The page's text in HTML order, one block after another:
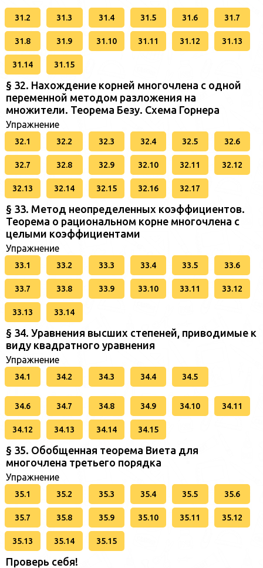
31.2 31.3 31.4 31.5 31.6 31.7
31.8 31.9 31.10 31.11 31.12 31.13
31.14 31.15
§ 32. Нахождение корней многочлена с одной
переменной методом разложения на
множители. Теорема Безу. Схема Горнера
Упражнение
32.1 32.2 32.3 32.4 32.5 32.6
32.7 32.8 32.9 32.10 32.11 32.12
32.13 32.14 32.15 32.16 32.17
§ 33. Метод неопределенных коэффициентов.
Теорема о рациональном корне многочлена с
целыми коэффициентами
Упражнение
33.1 33.2 33.3 33.4 33.5 33.6
33.7 33.8 33.9 33.10 33.11 33.12
33.13 33.14
§ 34. Уравнения высших степеней, приводимые к
виду квадратного уравнения
Упражнение
34.1 34.2 34.3 34.4 34.5
34.6 34.7 34.8 34.9 34.10 34.11
34.12 34.13 34.14 34.15
§ 35. Обобщенная теорема Виета для
многочлена третьего порядка
Упражнение
35.1 35.2 35.3 35.4 35.5 35.6
35.7 35.8 35.9 35.10 35.11 35.12
35.13 35.14 35.15
Проверь себя!